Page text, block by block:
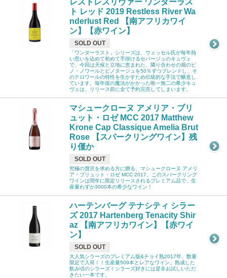
レストレスリヴァー ワンダーラス
ト レッド 2019 Restless River Wa
nderlust Red 【南アフリカワイ
ン】【赤ワイン】
SOLD OUT
「ワンダーラスト」シリーズは、ウェッセル氏が毎年熱
い思いを込めて初めて手掛けるセパージュのキュヴェ
で、今回は天候と立地に恵まれた、隣り合わせの畑のピ
ノ・ノワールとピノタージュを50％ずつブレンドし、そ
のテロワールの特性を生かすため伝統的な手法で醸造し
ています。毎年彼の魔法がかかった唯一無二の希少キュ
ヴェは、リリース前に全て予約完売してしまいます。
マシュークローヌ アメリア・ブリ
ュット・ロゼ MCC 2017 Matthew
Krone Cap Classique Amelia Brut
Rose 【スパークリングワイン】残
り僅か
SOLD OUT
究極の贅沢を求める方に贈る、マシュークローヌ アメリ
ア・ブリュット・ロゼ MCC 2017。このスパークリング
ワインは閏年に限定リリースされるプレミアム品で、生
産量わずか3000本の希少なワイン！
ハーテンバーグ テナシティ シラー
ズ 2017 Hartenberg Tenacity Shir
az 【南アフリカワイン】【赤ワイ
ン】
SOLD OUT
大人気シラーズのプレミアム版&チョイ熟2017年、数量
限定で入荷！！生産量509本とレアなワイン。熟成した
飲み頃のシラーズ！シラーズ好きには是非お試しいただ
きたい一本です。